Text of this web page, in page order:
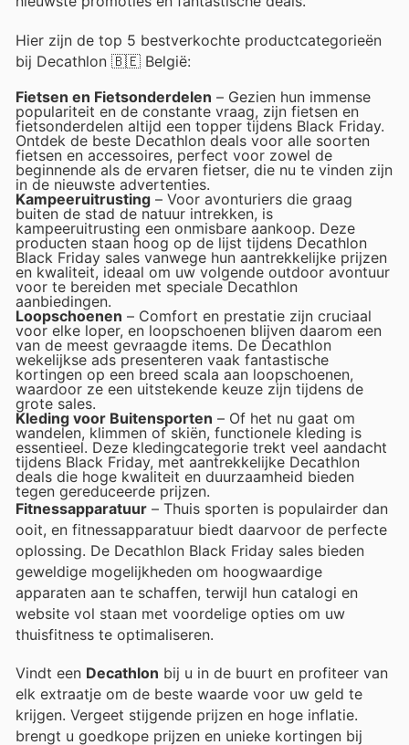
Hier zijn de top 5 bestverkochte productcategorieën
bij Decathlon 🇧🇪 België:
Fietsen en Fietsonderdelen – Gezien hun immense
populariteit en de constante vraag, zijn fietsen en
fietsonderdelen altijd een topper tijdens Black Friday.
Ontdek de beste Decathlon deals voor alle soorten
fietsen en accessoires, perfect voor zowel de
beginnende als de ervaren fietser, die nu te vinden zijn
in de nieuwste advertenties.
Kampeeruitrusting – Voor avonturiers die graag
buiten de stad de natuur intrekken, is
kampeeruitrusting een onmisbare aankoop. Deze
producten staan hoog op de lijst tijdens Decathlon
Black Friday sales vanwege hun aantrekkelijke prijzen
en kwaliteit, ideaal om uw volgende outdoor avontuur
voor te bereiden met speciale Decathlon
aanbiedingen.
Loopschoenen – Comfort en prestatie zijn cruciaal
voor elke loper, en loopschoenen blijven daarom een
van de meest gevraagde items. De Decathlon
wekelijkse ads presenteren vaak fantastische
kortingen op een breed scala aan loopschoenen,
waardoor ze een uitstekende keuze zijn tijdens de
grote sales.
Kleding voor Buitensporten – Of het nu gaat om
wandelen, klimmen of skiën, functionele kleding is
essentieel. Deze kledingcategorie trekt veel aandacht
tijdens Black Friday, met aantrekkelijke Decathlon
deals die hoge kwaliteit en duurzaamheid bieden
tegen gereduceerde prijzen.
Fitnessapparatuur – Thuis sporten is populairder dan
ooit, en fitnessapparatuur biedt daarvoor de perfecte
oplossing. De Decathlon Black Friday sales bieden
geweldige mogelijkheden om hoogwaardige
apparaten aan te schaffen, terwijl hun catalogi en
website vol staan met voordelige opties om uw
thuisfitness te optimaliseren.
Vindt een Decathlon bij u in de buurt en profiteer van
elk extraatje om de beste waarde voor uw geld te
krijgen. Vergeet stijgende prijzen en hoge inflatie.
brengt u goedkope prijzen en unieke kortingen bij